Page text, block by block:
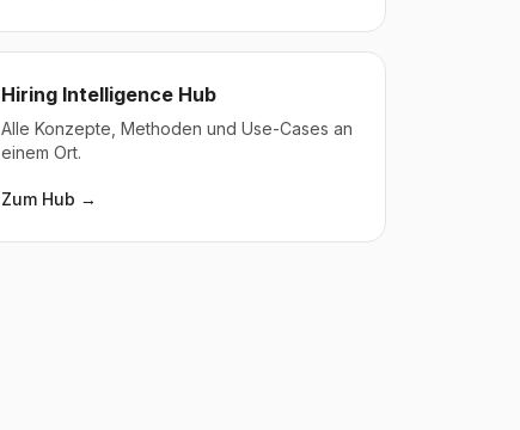
Hiring Intelligence Hub
Alle Konzepte, Methoden und Use-Cases an
einem Ort.
Zum Hub →